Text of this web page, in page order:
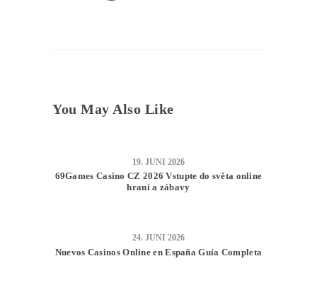
You May Also Like
19. JUNI 2026
69Games Casino CZ 2026 Vstupte do světa online
hraní a zábavy
24. JUNI 2026
Nuevos Casinos Online en España Guía Completa